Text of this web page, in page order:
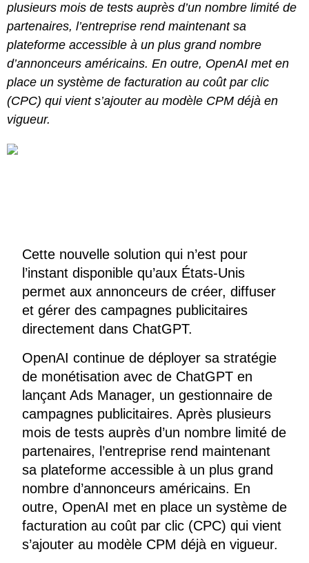
plusieurs mois de tests auprès d’un nombre limité de
partenaires, l’entreprise rend maintenant sa
plateforme accessible à un plus grand nombre
d’annonceurs américains. En outre, OpenAI met en
place un système de facturation au coût par clic
(CPC) qui vient s’ajouter au modèle CPM déjà en
vigueur.
Cette nouvelle solution qui n’est pour
l’instant disponible qu’aux États-Unis
permet aux annonceurs de créer, diffuser
et gérer des campagnes publicitaires
directement dans ChatGPT.
OpenAI continue de déployer sa stratégie
de monétisation avec de ChatGPT en
lançant Ads Manager, un gestionnaire de
campagnes publicitaires. Après plusieurs
mois de tests auprès d’un nombre limité de
partenaires, l’entreprise rend maintenant
sa plateforme accessible à un plus grand
nombre d’annonceurs américains. En
outre, OpenAI met en place un système de
facturation au coût par clic (CPC) qui vient
s’ajouter au modèle CPM déjà en vigueur.